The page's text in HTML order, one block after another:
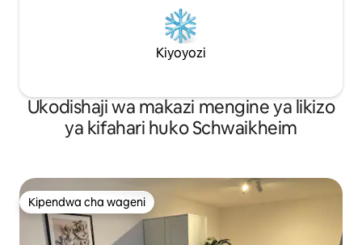
Kiyoyozi
Ukodishaji wa makazi mengine ya likizo
ya kifahari huko Schwaikheim
Kipendwa cha wageni
Kipendwa cha wageni